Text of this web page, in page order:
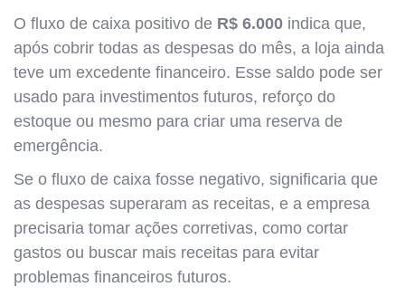
O fluxo de caixa positivo de R$ 6.000 indica que,
após cobrir todas as despesas do mês, a loja ainda
teve um excedente financeiro. Esse saldo pode ser
usado para investimentos futuros, reforço do
estoque ou mesmo para criar uma reserva de
emergência.
Se o fluxo de caixa fosse negativo, significaria que
as despesas superaram as receitas, e a empresa
precisaria tomar ações corretivas, como cortar
gastos ou buscar mais receitas para evitar
problemas financeiros futuros.